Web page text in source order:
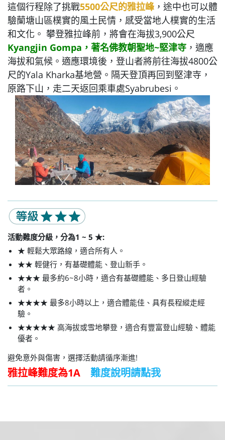
這個行程除了挑戰5500公尺的雅拉峰，途中也可以體
驗蘭塘山區樸實的風土民情，感受當地人樸實的生活
和文化。 攀登雅拉峰前，將會在海拔3,900公尺
Kyangjin Gompa，著名佛教朝聖地~堅津寺 ，適應
海拔和氣候。適應環境後，登山者將前往海拔4800公
尺的Yala Kharka基地營。隔天登頂再回到堅津寺，
原路下山，走二天返回乘車處Syabrubesi。
活動難度分級，分為1 ~ 5 ★:
★ 輕鬆大眾路線，適合所有人。
★★ 輕健行，有基礎體能、登山新手。
★★★ 最多約6~8小時，適合有基礎體能、多日登山經驗
者。
★★★★ 最多8小時以上，適合體能佳、具有長程縱走經
驗。
★★★★★ 高海拔或雪地攀登，適合有豐富登山經驗、體能
優者。
避免意外與傷害，選擇活動請循序漸進!
雅拉峰難度為1A 難度說明請點我